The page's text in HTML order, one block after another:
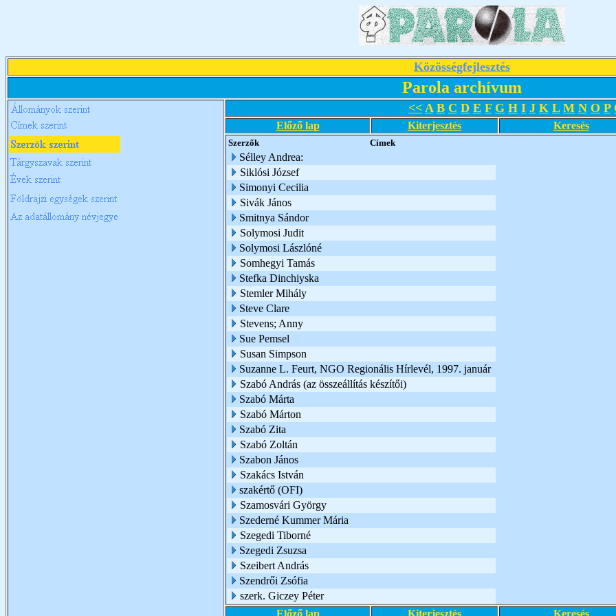
Közösségfejlesztés
Parola archívum
<< A B C D E F G H I J K L M N O P
Előző lap Kiterjesztés Keresés
Szerzők Címek
Sélley Andrea:
Siklósi József
Simonyi Cecilia
Sivák János
Smitnya Sándor
Solymosi Judit
Solymosi Lászlóné
Somhegyi Tamás
Stefka Dinchiyska
Stemler Mihály
Steve Clare
Stevens; Anny
Sue Pemsel
Susan Simpson
Suzanne L. Feurt, NGO Regionális Hírlevél, 1997. január
Szabó András (az összeállítás készítői)
Szabó Márta
Szabó Márton
Szabó Zita
Szabó Zoltán
Szabon János
Szakács István
szakértő (OFI)
Szamosvári György
Szederné Kummer Mária
Szegedi Tiborné
Szegedi Zsuzsa
Szeibert András
Szendrői Zsófia
szerk. Giczey Péter
Előző lap
Kiterjesztés Keresés